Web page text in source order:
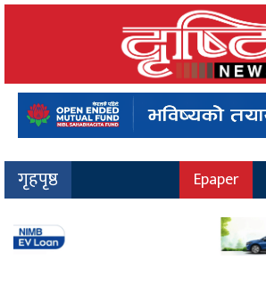
गृहपृष्ठ Epaper